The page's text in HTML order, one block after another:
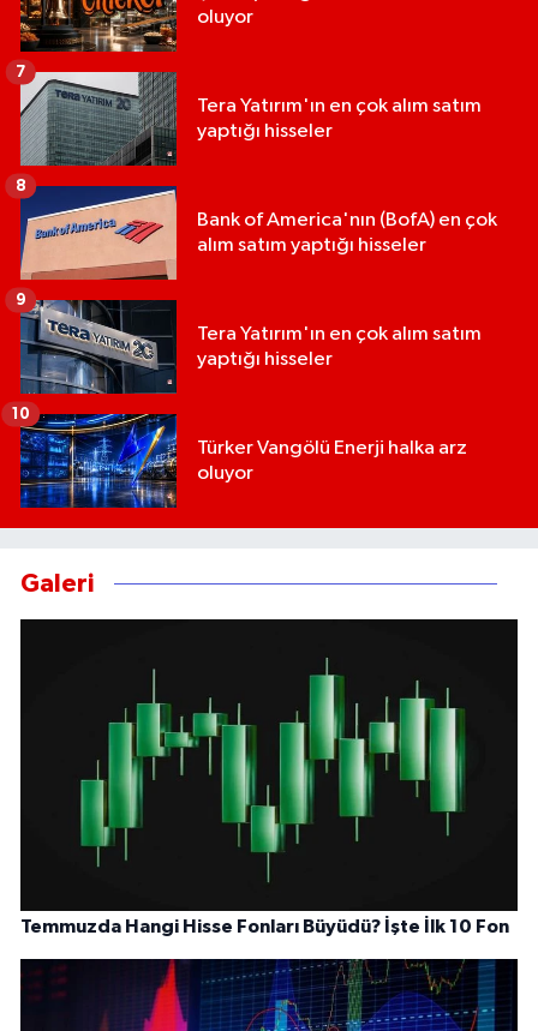
oluyor
Tera Yatırım'ın en çok alım satım
yaptığı hisseler
7
Bank of America'nın (BofA) en çok
alım satım yaptığı hisseler
8
Tera Yatırım'ın en çok alım satım
yaptığı hisseler
9
Türker Vangölü Enerji halka arz
oluyor
10
Galeri
Temmuzda Hangi Hisse Fonları Büyüdü? İşte İlk 10 Fon